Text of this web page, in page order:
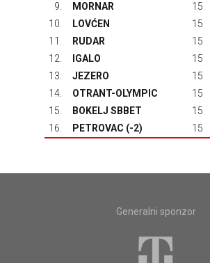
9.
MORNAR 15
10.
LOVĆEN 15
11.
RUDAR 15
12.
IGALO 15
13.
JEZERO 15
14.
OTRANT-OLYMPIC 15
15.
BOKELJ SBBET 15
16.
PETROVAC (-2) 15
Generalni sponzor